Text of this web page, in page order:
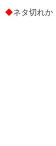
◆ネタ切れ